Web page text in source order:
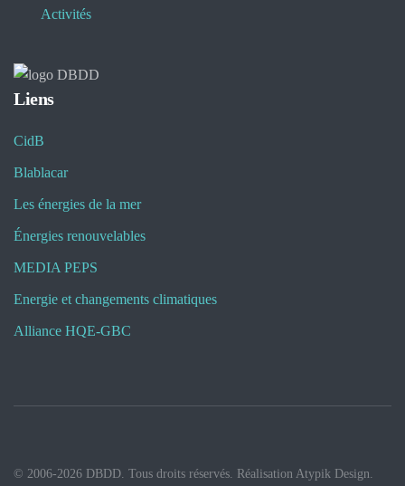
Activités
Liens
CidB
Blablacar
Les énergies de la mer
Énergies renouvelables
MEDIA PEPS
Energie et changements climatiques
Alliance HQE-GBC
© 2006-2026 DBDD. Tous droits réservés. Réalisation Atypik Design